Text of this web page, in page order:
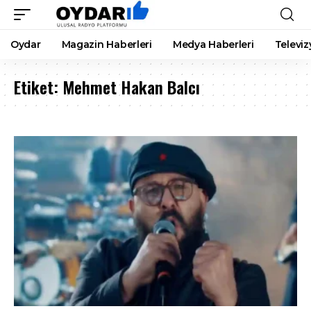
Oydar Magazin Haberleri Medya Haberleri
Etiket: Mehmet Hakan Balcı